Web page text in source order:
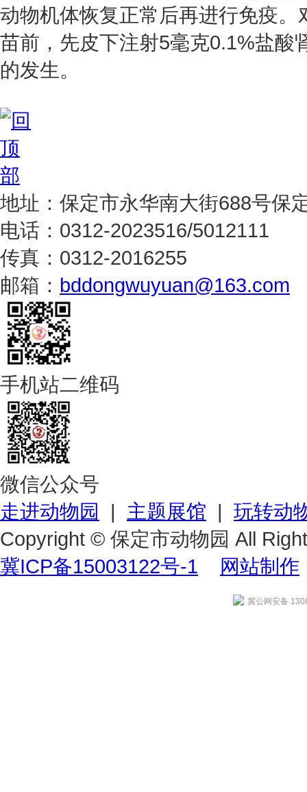
动物机体恢复正常后再进行免疫
苗前，先皮下注射5毫克0.1%盐酸
的发生。
地址：保定市永华南大街688号保
电话：0312-2023516/5012111
传真：0312-2016255
邮箱： bddongwuyuan@163.com
手机站二维码
微信公众号
走进动物园 | 主题展馆 | 玩转动
Copyright © 保定市动物园 All
冀ICP备15003122号-1
网站制作
冀公网安备